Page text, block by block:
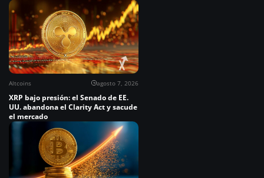
Altcoins agosto 7, 2026
XRP bajo presión: el Senado de EE.
UU. abandona el Clarity Act y sacude
el mercado